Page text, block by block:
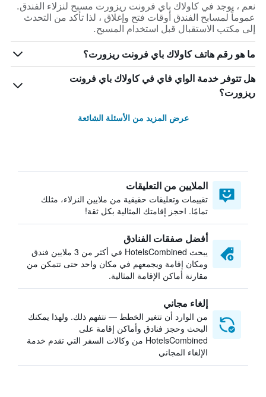
نعم ، يوجد في كاولاك باي فرونت ريزورت مسبح لنزلاء الفندق.
عموماً لمسابح الفندق أوقات فتح وإغلاق ، لذا تأكد من التحدث
إلى مكتب الاستقبال قبل استخدام المسبح.
ما هو رقم هاتف كاولاك باي فرونت ريزورت؟
هل تتوفر خدمة الواي فاي في كاولاك باي فرونت
ريزورت؟
عرض المزيد من الأسئلة الشائعة
الملايين من التعليقات
تقييمات وتعليقات حقيقية من ملايين النزلاء، مثلك
تمامًا. احجز إقامتك المثالية بكل ثقة!
أفضل صفقات الفنادق
يبحث HotelsCombined في أكثر من 3 ملايين فندق
ومكان إقامة ويجمعهم في مكان واحد حتى تتمكن من
مقارنة أماكن الإقامة المثالية.
إلغاء مجاني
من الوارد أن تتغير الخطط — نتفهم ذلك. ولهذا يمكنك
البحث وحجز فنادق وأماكن إقامة على
HotelsCombined من وكالات السفر التي تقدم خدمة
الإلغاء المجاني